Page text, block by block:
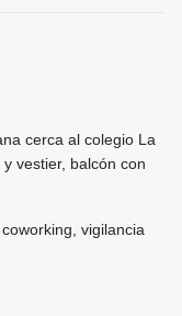
cerca al colegio La
vestier, balcón con
vigilancia